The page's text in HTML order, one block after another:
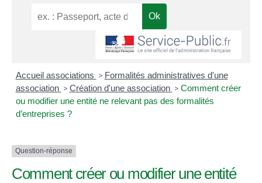
Accueil associations > Formalités administratives d'une
association > Création d'une association > Comment créer
ou modifier une entité ne relevant pas des formalités
d’entreprises ?
Question-réponse
Comment créer ou modifier une entité